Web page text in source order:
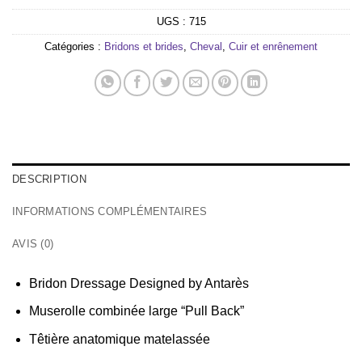
UGS : 715
Catégories : Bridons et brides Cheval Cuir et enrênement
DESCRIPTION
INFORMATIONS COMPLÉMENTAIRES
AVIS (0)
Bridon Dressage Designed by Antarès
Muserolle combinée large “Pull Back”
Têtière anatomique matelassée